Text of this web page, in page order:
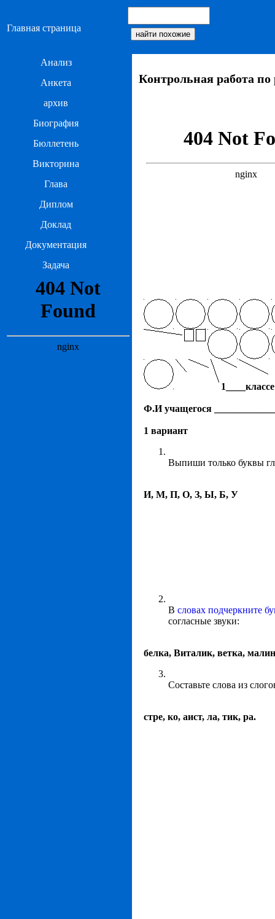
Главная страница
Анализ
Анкета
архив
Биография
Бюллетень
Викторина
Глава
Диплом
Доклад
Документация
Задача
Контрольная работа
1____классе
Ф.И учащегося
1 вариант
Выпиши только буквы
И, М, П, О, З, Ы, Б, У
В словах подчеркните
согласные звуки:
белка, Виталик, ветка,
Составьте слова из
стре, ко, аист, ла, тик, ра.